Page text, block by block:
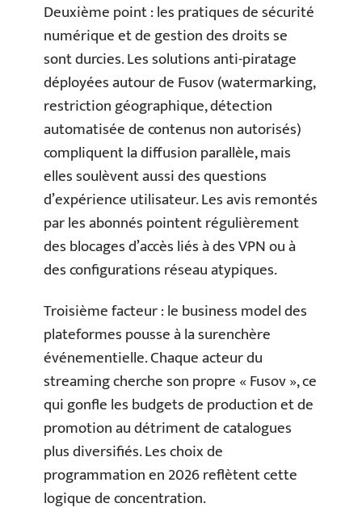
Deuxième point : les pratiques de sécurité
numérique et de gestion des droits se
sont durcies. Les solutions anti-piratage
déployées autour de Fusov (watermarking,
restriction géographique, détection
automatisée de contenus non autorisés)
compliquent la diffusion parallèle, mais
elles soulèvent aussi des questions
d’expérience utilisateur. Les avis remontés
par les abonnés pointent régulièrement
des blocages d’accès liés à des VPN ou à
des configurations réseau atypiques.
Troisième facteur : le business model des
plateformes pousse à la surenchère
événementielle. Chaque acteur du
streaming cherche son propre « Fusov », ce
qui gonfle les budgets de production et de
promotion au détriment de catalogues
plus diversifiés. Les choix de
programmation en 2026 reflètent cette
logique de concentration.